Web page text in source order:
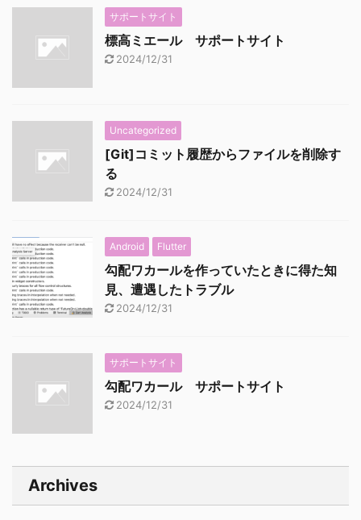
サポートサイト
標高ミエール サポートサイト
2024/12/31
Uncategorized
[Git]コミット履歴からファイルを削除す
る
2024/12/31
Android Flutter
勾配ワカールを作っていたときに得た知
見、遭遇したトラブル
2024/12/31
サポートサイト
勾配ワカール サポートサイト
2024/12/31
Archives